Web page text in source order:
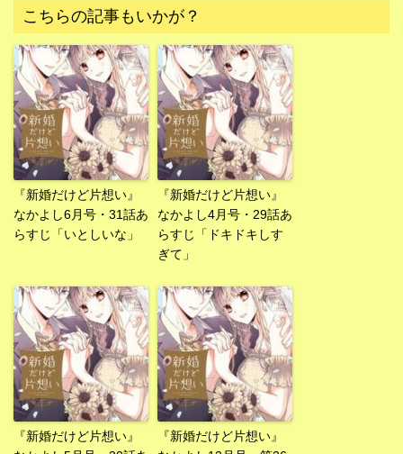
こちらの記事もいかが？
『新婚だけど片想い』
なかよし6月号・31話あ
らすじ「いとしいな」
『新婚だけど片想い』
なかよし4月号・29話あ
らすじ「ドキドキしす
ぎて」
『新婚だけど片想い』
『新婚だけど片想い』